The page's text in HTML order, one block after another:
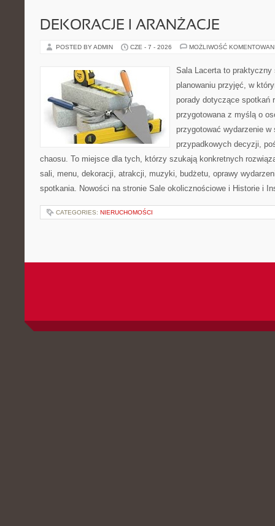
DEKORACJE I ARANŻACJE
POSTED BY ADMIN CZE - 7 - 2026 MOŻLIWOŚĆ
Sala Lacerta to praktyczny
planowaniu przyjęć, w
porady dotyczące spotkań
przygotowana z myślą o
przygotować wydarzenie
przypadkowych decyzji,
chaosu. To miejsce dla tych, którzy szukają konkretnych
sali, menu, dekoracji, atrakcji, muzyki, budżetu, oprawy
spotkania. Nowości na stronie Sale okolicznościowe i Historie i
CATEGORIES: NIERUCHOMOŚCI